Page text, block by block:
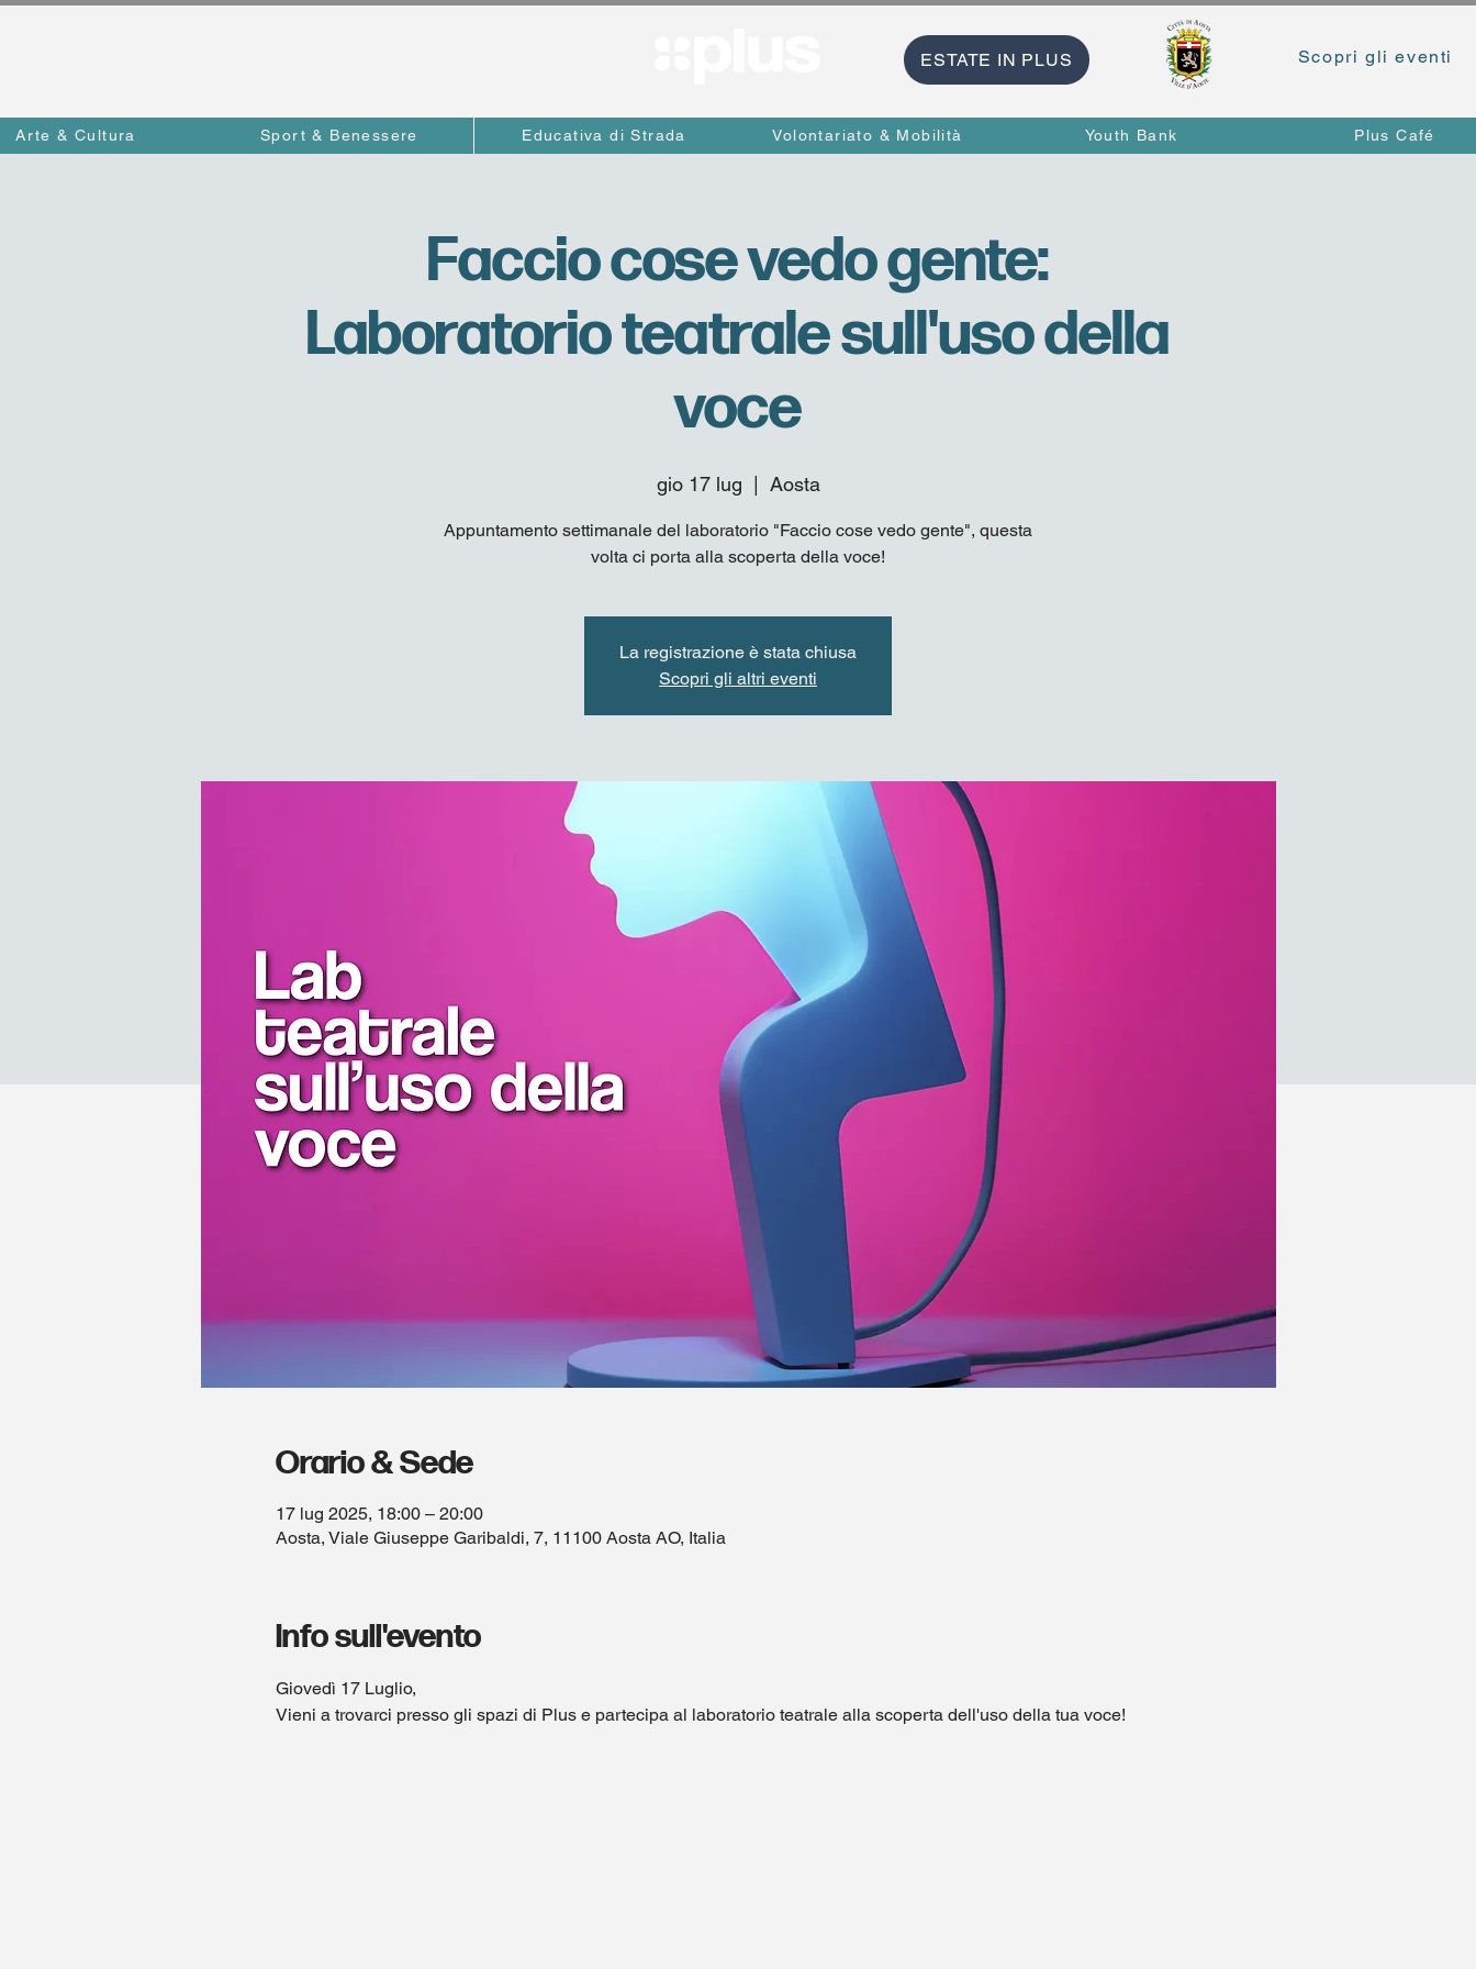
ESTATE IN PLUS Scopri gli eventi
Arte & Cultura Sport & Benessere Educativa di Strada Volontariato & Mobilità Youth Bank Plus Café
Faccio cose vedo gente:
Laboratorio teatrale sull'uso della
voce
gio 17 lug Aosta
Appuntamento settimanale del laboratorio "Faccio cose vedo gente", questa
volta ci porta alla scoperta della voce!
La registrazione è stata chiusa
Scopri gli altri eventi
Orario & Sede
17 lug 2025, 18:00 – 20:00
Aosta, Viale Giuseppe Garibaldi, 7, 11100 Aosta AO, Italia
Info sull'evento
Giovedì 17 Luglio,
Vieni a trovarci presso gli spazi di Plus e partecipa al laboratorio teatrale alla scoperta dell'uso della tua voce!